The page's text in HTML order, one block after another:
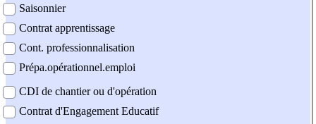
Saisonnier
Contrat apprentissage
Cont. professionnalisation
Prépa.opérationnel.emploi
CDI de chantier ou d'opération
Contrat d'Engagement Educatif